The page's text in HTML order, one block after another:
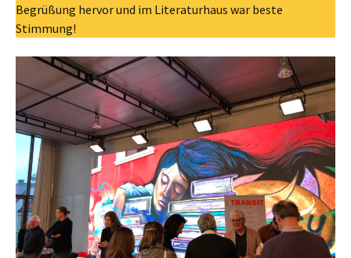
Begrüßung hervor und im Literaturhaus war beste
Stimmung!